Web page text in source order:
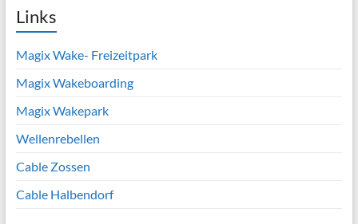
Links
Magix Wake- Freizeitpark
Magix Wakeboarding
Magix Wakepark
Wellenrebellen
Cable Zossen
Cable Halbendorf